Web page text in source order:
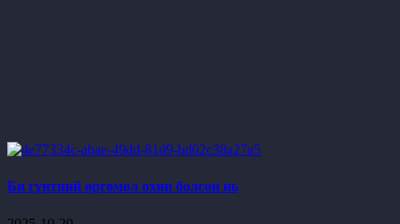
Би гүнтний өргөмөл охин болсон нь